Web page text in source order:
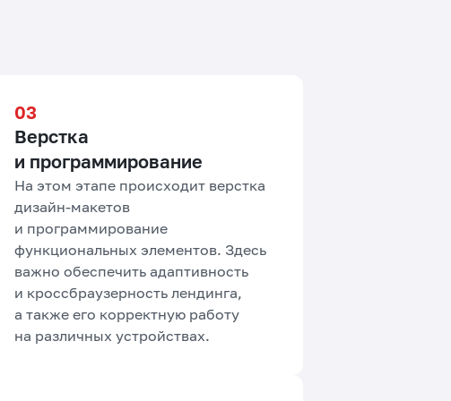
Верстка
и программирование
На этом этапе происходит верстка
дизайн-макетов
и программирование
функциональных элементов. Здесь
важно обеспечить адаптивность
и кроссбраузерность лендинга,
а также его корректную работу
на различных устройствах.